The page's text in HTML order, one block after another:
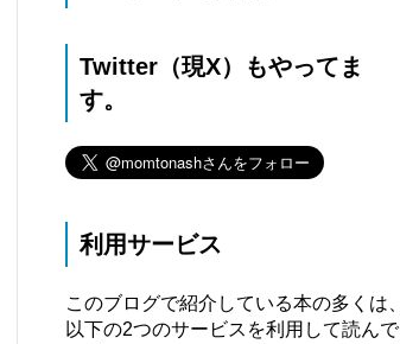
Twitter（現X）もやってま
す。
利用サービス
このブログで紹介している本の多くは、
以下の2つのサービスを利用して読んで